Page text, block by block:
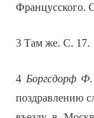
Францусского.
3 Там же. С. 17.
4 Боргсдорф Ф.
поздравлению